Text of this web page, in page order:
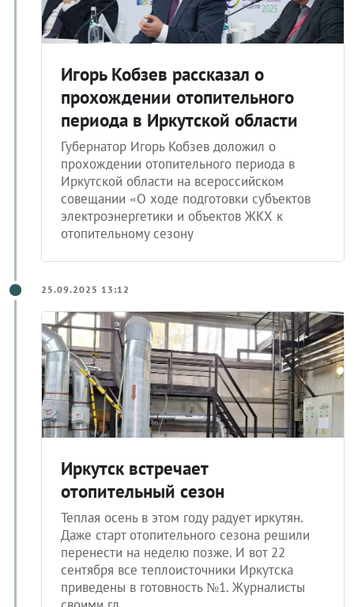
Игорь Кобзев рассказал о
прохождении отопительного
периода в Иркутской области
Губернатор Игорь Кобзев доложил о
прохождении отопительного периода в
Иркутской области на всероссийском
совещании «О ходе подготовки субъектов
электроэнергетики и объектов ЖКХ к
отопительному сезону
25.09.2025 13:12
Иркутск встречает
отопительный сезон
Теплая осень в этом году радует иркутян.
Даже старт отопительного сезона решили
перенести на неделю позже. И вот 22
сентября все теплоисточники Иркутска
приведены в готовность №1. Журналисты